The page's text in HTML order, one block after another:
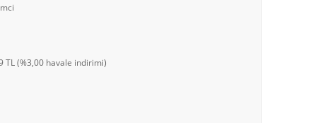
TL (%3,00 havale indirimi)